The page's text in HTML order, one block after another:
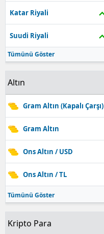
Katar Riyali
Suudi Riyali
Tümünü Göster
Altın
Gram Altın (Kapalı Çarşı)
Gram Altın
Ons Altın / USD
Ons Altın / TL
Tümünü Göster
Kripto Para